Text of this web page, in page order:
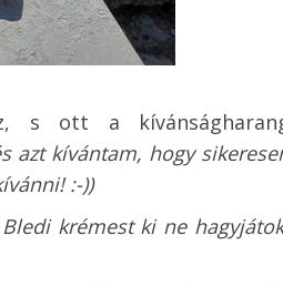
s ott a
azt kívántam, hogy
:-))
Bledi krémest ki ne